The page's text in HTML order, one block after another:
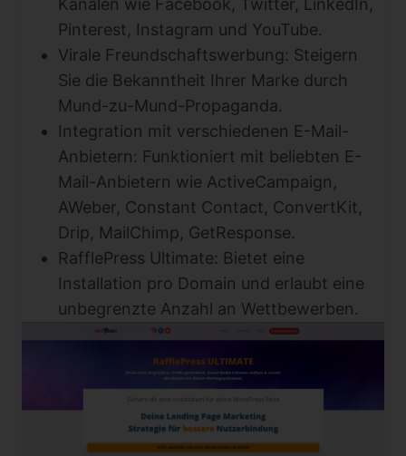
Kanälen wie Facebook, Twitter, LinkedIn,
Pinterest, Instagram und YouTube.
Virale Freundschaftswerbung: Steigern
Sie die Bekanntheit Ihrer Marke durch
Mund-zu-Mund-Propaganda.
Integration mit verschiedenen E-Mail-
Anbietern: Funktioniert mit beliebten E-
Mail-Anbietern wie ActiveCampaign,
AWeber, Constant Contact, ConvertKit,
Drip, MailChimp, GetResponse.
RafflePress Ultimate: Bietet eine
Installation pro Domain und erlaubt eine
unbegrenzte Anzahl an Wettbewerben.